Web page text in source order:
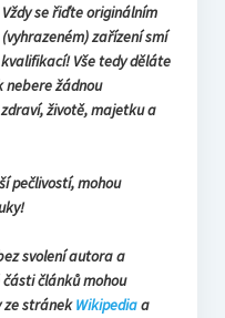
se řiďte originálním
zařízení smí
Vše tedy děláte
nebere žádnou
životě, majetku a
pečlivostí, mohou
svolení autora a
článků mohou
ze stránekWikipediaa